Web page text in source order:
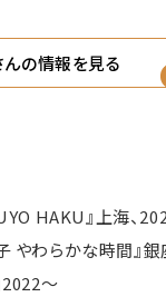
の情報を見る
HAKU』上海、
やわらかな時間』
2022～